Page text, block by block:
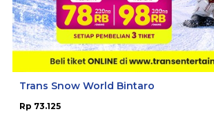
Trans Snow World Bintaro
Rp 73.125